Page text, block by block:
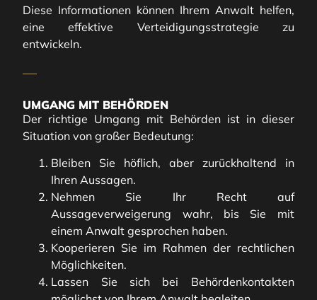
Diese Informationen können Ihrem Anwalt helfen,
eine effektive Verteidigungsstrategie zu
entwickeln.
UMGANG MIT BEHÖRDEN
Der richtige Umgang mit Behörden ist in dieser
Situation von großer Bedeutung:
Bleiben Sie höflich, aber zurückhaltend in
Ihren Aussagen.
Nehmen Sie Ihr Recht auf
Aussageverweigerung wahr, bis Sie mit
einem Anwalt gesprochen haben.
Kooperieren Sie im Rahmen der rechtlichen
Möglichkeiten.
Lassen Sie sich bei Behördenkontakten